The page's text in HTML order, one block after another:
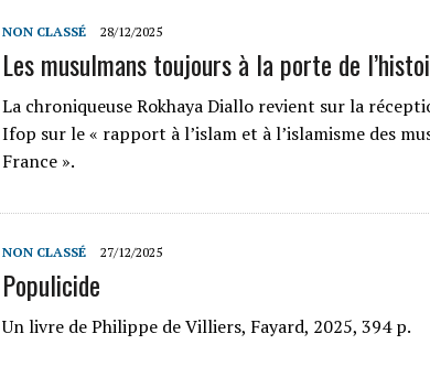
NON CLASSÉ 28/12/2025
Les musulmans toujours à la porte de
La chroniqueuse Rokhaya Diallo revient sur la
Ifop sur le « rapport à l’islam et à l’islamisme des
France ».
NON CLASSÉ 27/12/2025
Populicide
Un livre de Philippe de Villiers, Fayard, 2025, 394 p.